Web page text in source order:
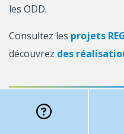
les ODD.
Consultez les projets
découvrez des
2. OBJECTIFS